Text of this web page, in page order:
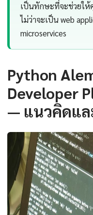
เป็นทักษะที่จะช่วยใ
ไม่ว่าจะเป็น web
microservices
Python
Developer
— แนวคิดแ